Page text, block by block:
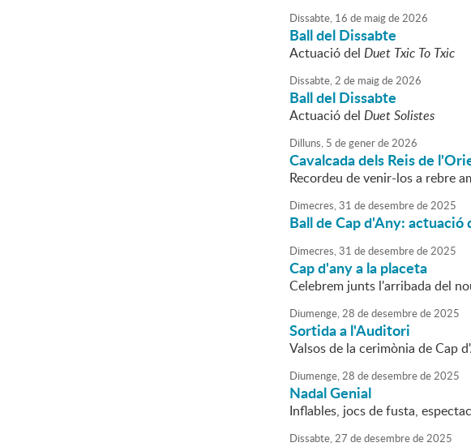
Dissabte, 16 de maigde2026
Ball del Dissabte
Actuació del Duet Txic To Txic
Dissabte,2 de maigde2026
Ball del Dissabte
Actuació del Duet Solistes
Dilluns, 5 degenerde2026
Cavalcada dels Reis de
Recordeu de venir-los a rebre
Dimecres,31 dedesembrede2025
Ball de Cap d'Any:
Dimecres,31 dedesembrede2025
Cap d'any a la placeta
Celebrem junts l'arribada del
Diumenge,28 dedesembrede2025
Sortida a l'Auditori
Valsos de la cerimònia de Cap
Diumenge,28 dedesembrede2025
Nadal Genial
Inflables, jocs de fusta,
Dissabte,27 dedesembrede2025